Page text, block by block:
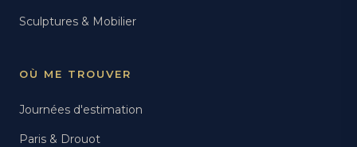
Sculptures & Mobilier
OÙ ME TROUVER
Journées d'estimation
Paris & Drouot